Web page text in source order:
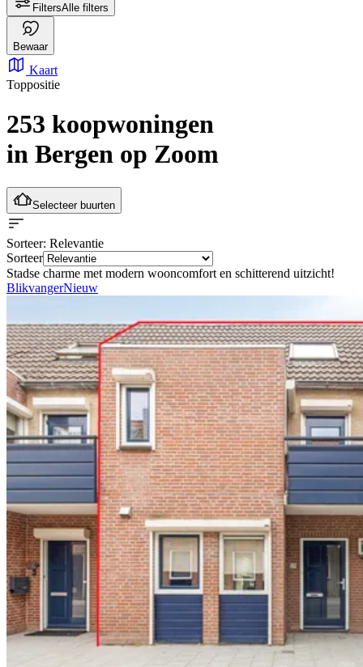
FiltersAlle filters
Bewaar
Kaart
Toppositie
253 koopwoningen
in Bergen op Zoom
Selecteer buurten
Sorteer: Relevantie
Sorteer
Stadse charme met modern wooncomfort en schitterend uitzicht!
BlikvangerNieuw